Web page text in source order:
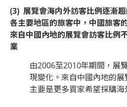
(3) 展覽會海内外訪客比例逐漸
各主要地區的旅客中，中國旅客
來自中國內地的展覽會訪客比例
業
由2006至2010年期間，展
現變化。來自中國內地的展
主要是更多買家希望採購海